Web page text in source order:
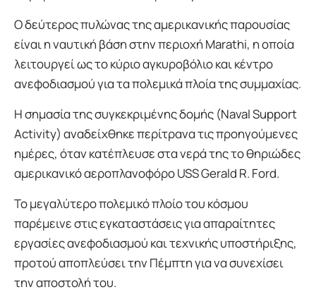
Ο δεύτερος πυλώνας της αμερικανικής παρουσίας
είναι η ναυτική βάση στην περιοχή Marathi, η οποία
λειτουργεί ως το κύριο αγκυροβόλιο και κέντρο
ανεφοδιασμού για τα πολεμικά πλοία της συμμαχίας.
Η σημασία της συγκεκριμένης δομής (Naval Support
Activity) αναδείχθηκε περίτρανα τις προηγούμενες
ημέρες, όταν κατέπλευσε στα νερά της το θηριώδες
αμερικανικό αεροπλανοφόρο USS Gerald R. Ford.
Το μεγαλύτερο πολεμικό πλοίο του κόσμου
παρέμεινε στις εγκαταστάσεις για απαραίτητες
εργασίες ανεφοδιασμού και τεχνικής υποστήριξης,
προτού αποπλεύσει την Πέμπτη για να συνεχίσει
την αποστολή του.